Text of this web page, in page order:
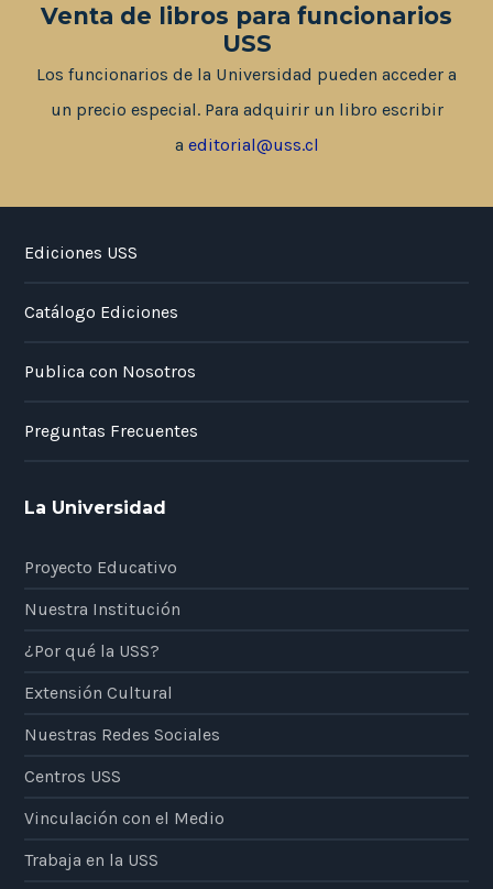
Venta de libros para funcionarios
USS
Los funcionarios de la Universidad pueden acceder a
un precio especial. Para adquirir un libro escribir
a editorial@uss.cl
Ediciones USS
Catálogo Ediciones
Publica con Nosotros
Preguntas Frecuentes
La Universidad
Proyecto Educativo
Nuestra Institución
¿Por qué la USS?
Extensión Cultural
Nuestras Redes Sociales
Centros USS
Vinculación con el Medio
Trabaja en la USS